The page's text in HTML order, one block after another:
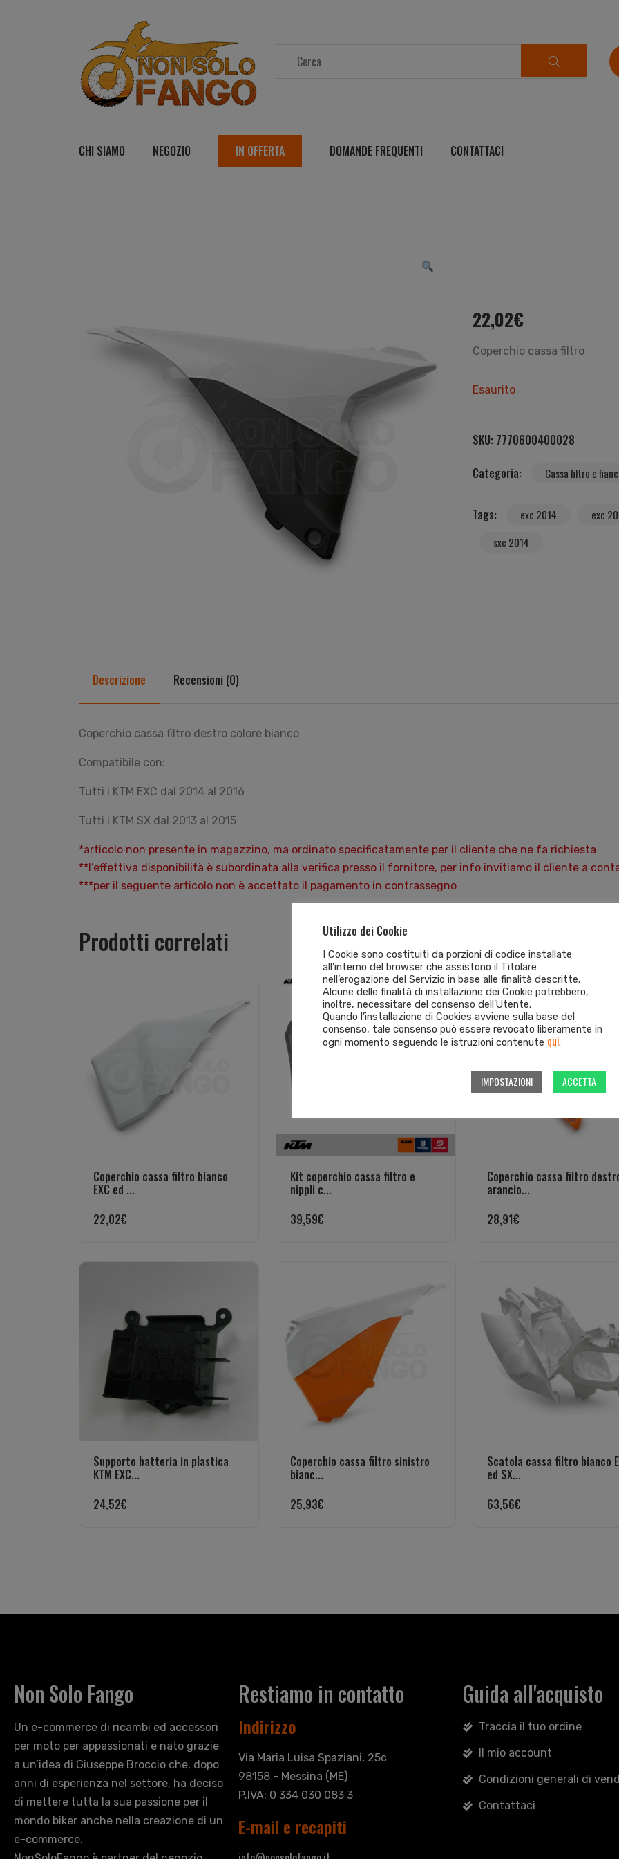
CHI SIAMO NEGOZIO IN OFFERTA DOMANDE FREQUENTI CONTATTACI
22,02€
Coperchio cassa filtro
Esaurito
SKU: 7770600400028
Categoria:
Cassa filtro e
Tags: exc 2014 exc
sxc 2014
Descrizione Recensioni (0)
Coperchio cassa filtro destro colore bianco
Compatibile con:
Tutti i KTM EXC dal 2014 al 2016
Tutti i KTM SX dal 2013 al 2015
*articolo non presente in magazzino, ma ordinato specificatamente per il cliente che ne fa richiesta
**l’effettiva disponibilità è subordinata alla verifica presso il fornitore, per info invitiamo il cliente a
***per il seguente articolo non è accettato il pagamento in contrassegno
Prodotti correlati
Coperchio cassa filtro bianco
EXC ed ...
22,02€
Kit coperchio cassa filtro e
nippli c...
39,59€
Coperchio cassa filtro
arancio...
28,91€
Supporto batteria in plastica
KTM EXC...
24,52€
Coperchio cassa filtro sinistro
bianc...
25,93€
Scatola cassa filtro bianco
ed SX...
63,56€
Non Solo Fango
Un e-commerce di ricambi ed accessori
per moto per appassionati e nato grazie
a un’idea di Giuseppe Broccio che, dopo
anni di esperienza nel settore, ha deciso
di mettere tutta la sua passione per il
mondo biker anche nella creazione di un
e-commerce.
Restiamo in contatto
Indirizzo
Via Maria Luisa Spaziani, 25c
98158 - Messina (ME)
P.IVA: 0 334 030 083 3
E-mail e recapiti
Guida all'acquisto
Traccia il tuo ordine
Il mio account
Condizioni generali di
Contattaci
Utilizzo dei Cookie
I Cookie sono costituiti da porzioni di codice installate
all'interno del browser che assistono il Titolare
nell’erogazione del Servizio in base alle finalità descritte.
Alcune delle finalità di installazione dei Cookie potrebbero,
inoltre, necessitare del consenso dell'Utente.
Quando l’installazione di Cookies avviene sulla base del
consenso, tale consenso può essere revocato liberamente in
ogni momento seguendo le istruzioni contenute qui.
IMPOSTAZIONI ACCETTA